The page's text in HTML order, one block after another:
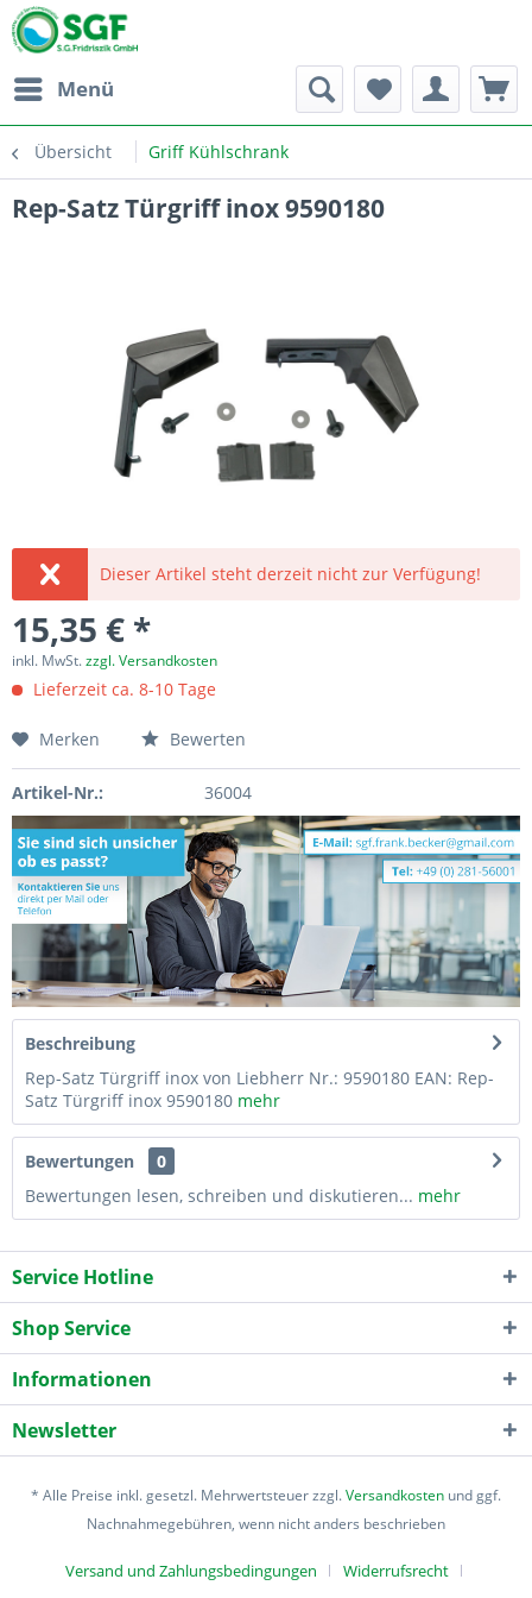
Menü
Übersicht Griff Kühlschrank
Rep-Satz Türgriff inox 9590180
Dieser Artikel steht derzeit nicht zur Verfügung!
15,35 € *
inkl. MwSt.zzgl. Versandkosten
Lieferzeit ca. 8-10 Tage
Merken Bewerten
Artikel-Nr.: 36004
Beschreibung
Rep-Satz Türgriff inox von Liebherr Nr.: 9590180 EAN: Rep-
Satz Türgriff inox 9590180 mehr
Bewertungen
0
Bewertungen lesen, schreiben und diskutieren... mehr
Service Hotline
Shop Service
Informationen
Newsletter
* Alle Preise inkl. gesetzl. Mehrwertsteuer zzgl.Versandkosten und ggf.
Nachnahmegebühren, wenn nicht anders beschrieben
Versand und Zahlungsbedingungen Widerrufsrecht